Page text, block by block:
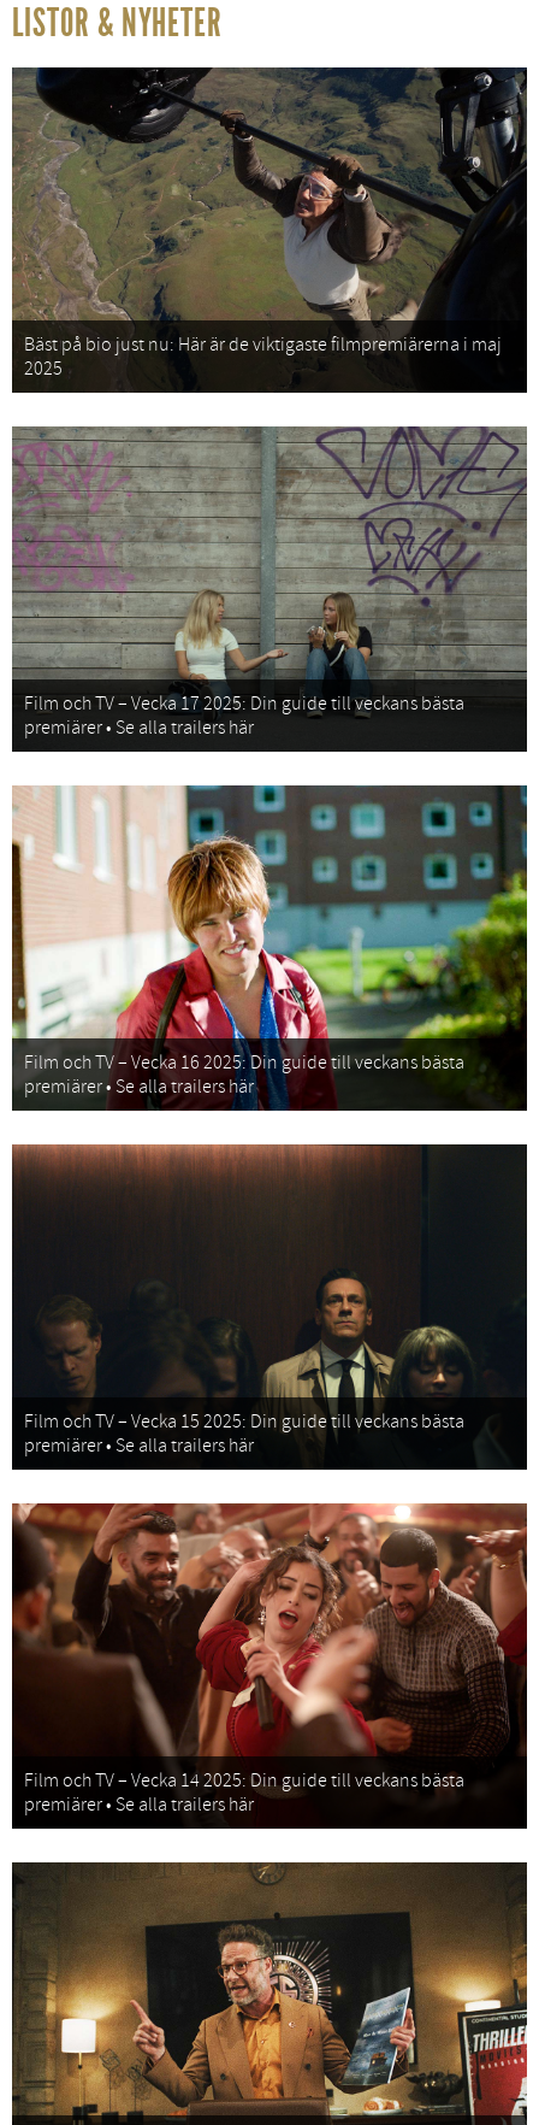
LISTOR & NYHETER
Bäst på bio just nu: Här är de viktigaste filmpremiärerna i maj
2025
Film och TV – Vecka 17 2025: Din guide till veckans bästa
premiärer • Se alla trailers här
Film och TV – Vecka 16 2025: Din guide till veckans bästa
premiärer • Se alla trailers här
Film och TV – Vecka 15 2025: Din guide till veckans bästa
premiärer • Se alla trailers här
Film och TV – Vecka 14 2025: Din guide till veckans bästa
premiärer • Se alla trailers här